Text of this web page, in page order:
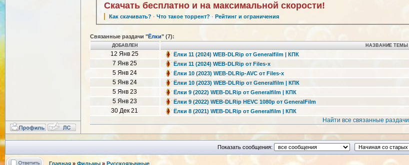
Скачать бесплатно и на максимальной скорости!
Как скачивать? ·Что такое торрент? · Рейтинг и ограничения
Связанные раздачи "Ёлки" (7):
ДОБАВЛЕН НАЗВАНИЕ ТЕМЫ
12 Янв 25 Ёлки 11 (2024) WEB-DLRip от Generalfilm | КПК
7 Янв 25
Ёлки 11 (2024) WEB-DLRip от Files-х
5 Янв 24
Ёлки 10 (2023) WEB-DLRip-AVC от Files-х
5 Янв 24
Ёлки 10 (2023) WEB-DLRip от Generalfilm | КПК
5 Янв 23
Ёлки 9 (2022) WEB-DLRip от Generalfilm | КПК
5 Янв 23
Ёлки 9 (2022) WEB-DLRip HEVC 1080p от GeneralFilm
30 Дек 21
Ёлки 8 (2021) WEB-DLRip от Generalfilm | КПК
Найти все связанные раздачи
Показать сообщения:
Главная » Фильмы » Русскоязычные